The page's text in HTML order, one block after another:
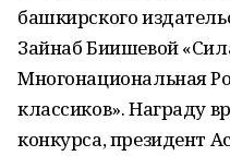
башкирского
Зайнаб Биишевой
Многонациональная
классиков». Награду
конкурса, президент